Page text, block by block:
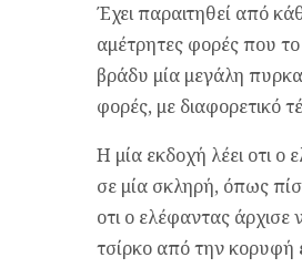
Έχει παραιτηθεί από
αμέτρητες φορές που
βράδυ μία μεγάλη
φορές, με διαφορετικό
Η μία εκδοχή λέει οτι ο
σε μία σκληρή, όπως
οτι ο ελέφαντας άρχισε
τσίρκο από την κορυφή